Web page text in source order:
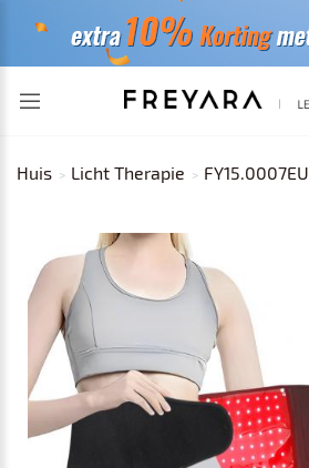
Huis Licht Therapie FY15.0007EU